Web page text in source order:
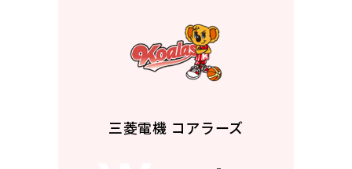
三菱電機 コアラーズ